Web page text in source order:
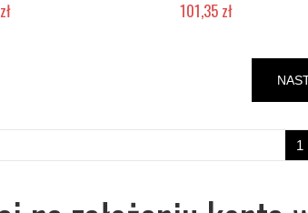
101,35 zł
1